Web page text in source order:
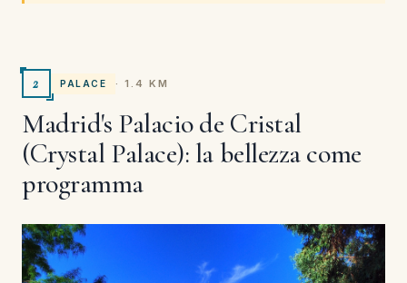
2 PALACE · 1.4 KM
Madrid's Palacio de Cristal
(Crystal Palace): la bellezza come
programma